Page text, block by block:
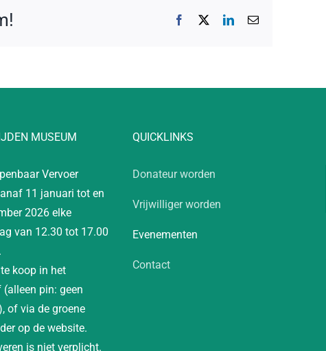
Facebook LinkedIn
E-
MUSEUM
Vervoer
11 januari tot en
2026 elke
van 12.30 tot 17.00
koop in het
pin: geen
of via de groene
op de website.
is niet verplicht.
QUICKLINKS
Donateur worden
Vrijwilliger worden
Evenementen
Contact